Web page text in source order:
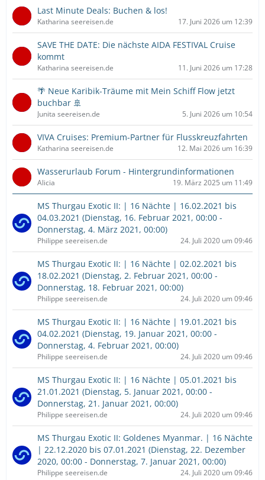
Last Minute Deals: Buchen & los!
Katharina seereisen.de 17. Juni 2026 um 12:39
SAVE THE DATE: Die nächste AIDA FESTIVAL Cruise
kommt
Katharina seereisen.de 11. Juni 2026 um 17:28
🌴 Neue Karibik-Träume mit Mein Schiff Flow jetzt
buchbar 🚢
Junita seereisen.de 5. Juni 2026 um 10:54
VIVA Cruises: Premium-Partner für Flusskreuzfahrten
Katharina seereisen.de 12. Mai 2026 um 16:39
Wasserurlaub Forum - Hintergrundinformationen
Alicia 19. März 2025 um 11:49
MS Thurgau Exotic II: | 16 Nächte | 16.02.2021 bis
04.03.2021 (Dienstag, 16. Februar 2021, 00:00 -
Donnerstag, 4. März 2021, 00:00)
Philippe seereisen.de 24. Juli 2020 um 09:46
MS Thurgau Exotic II: | 16 Nächte | 02.02.2021 bis
18.02.2021 (Dienstag, 2. Februar 2021, 00:00 -
Donnerstag, 18. Februar 2021, 00:00)
Philippe seereisen.de 24. Juli 2020 um 09:46
MS Thurgau Exotic II: | 16 Nächte | 19.01.2021 bis
04.02.2021 (Dienstag, 19. Januar 2021, 00:00 -
Donnerstag, 4. Februar 2021, 00:00)
Philippe seereisen.de 24. Juli 2020 um 09:46
MS Thurgau Exotic II: | 16 Nächte | 05.01.2021 bis
21.01.2021 (Dienstag, 5. Januar 2021, 00:00 -
Donnerstag, 21. Januar 2021, 00:00)
Philippe seereisen.de 24. Juli 2020 um 09:46
MS Thurgau Exotic II: Goldenes Myanmar. | 16 Nächte
| 22.12.2020 bis 07.01.2021 (Dienstag, 22. Dezember
2020, 00:00 - Donnerstag, 7. Januar 2021, 00:00)
Philippe seereisen.de 24. Juli 2020 um 09:46